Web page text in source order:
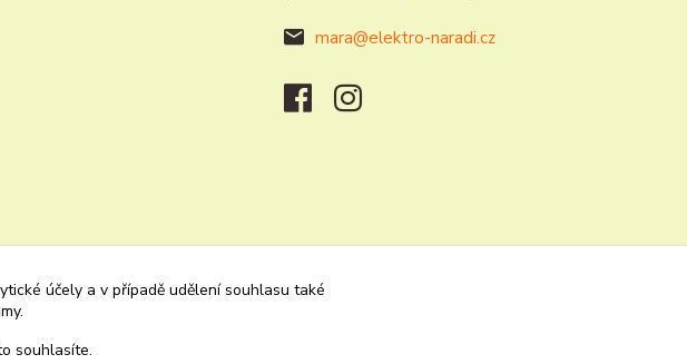
mara@elektro-naradi.cz
účely a v případě udělení souhlasu také
souhlasíte.